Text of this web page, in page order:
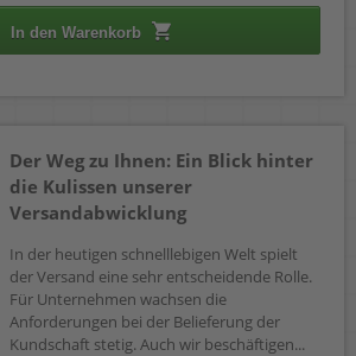
In den Warenkorb
Der Weg zu Ihnen: Ein Blick hinter
die Kulissen unserer
Versandabwicklung
In der heutigen schnelllebigen Welt spielt
der Versand eine sehr entscheidende Rolle.
Für Unternehmen wachsen die
Anforderungen bei der Belieferung der
Kundschaft stetig. Auch wir beschäftigen...